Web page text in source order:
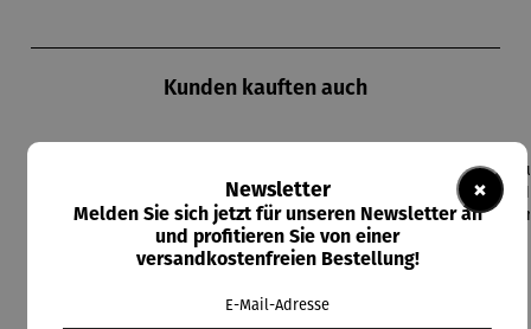
Kunden kauften auch
×
Newsletter
Melden Sie sich jetzt für unseren Newsletter an
und profitieren Sie von einer
versandkostenfreien Bestellung!
E-Mail-Adresse